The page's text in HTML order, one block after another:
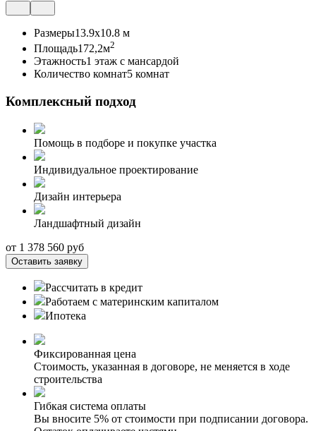
Размеры13.9x10.8 м
Площадь172,2м2
Этажность1 этаж с мансардой
Количество комнат5 комнат
Комплексный подход
Помощь в подборе и покупке участка
Индивидуальное проектирование
Дизайн интерьера
Ландшафтный дизайн
от 1 378 560 руб
Оставить заявку
Рассчитать в кредит
Работаем с материнским капиталом
Ипотека
Фиксированная цена
Стоимость, указанная в договоре, не меняется в ходе
строительства
Гибкая система оплаты
Вы вносите 5% от стоимости при подписании договора.